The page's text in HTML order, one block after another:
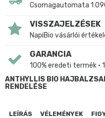
Csomagautomata 1
VISSZAJELZÉSEK
NapiBio vásárlói
GARANCIA
100% eredeti termék •
ANTHYLLIS BIO
RENDELÉSE
LEÍRÁS VÉLEMÉNYEK